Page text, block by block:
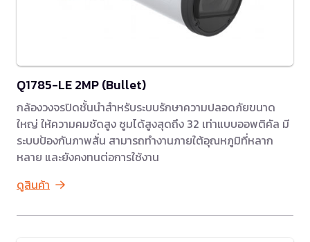
Q1785-LE 2MP (Bullet)
กล้องวงจรปิดชั้นนำสำหรับระบบรักษาความปลอดภัยขนาด
ใหญ่ ให้ความคมชัดสูง ซูมได้สูงสุดถึง 32 เท่าแบบออพติคัล มี
ระบบป้องกันภาพสั่น สามารถทำงานภายใต้อุณหภูมิที่หลาก
หลาย และยังคงทนต่อการใช้งาน
ดูสินค้า